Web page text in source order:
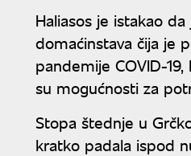
Haliasos je istakao
domaćinstava čija je
pandemije COVID-
su mogućnosti za
Stopa štednje u
kratko padala ispod